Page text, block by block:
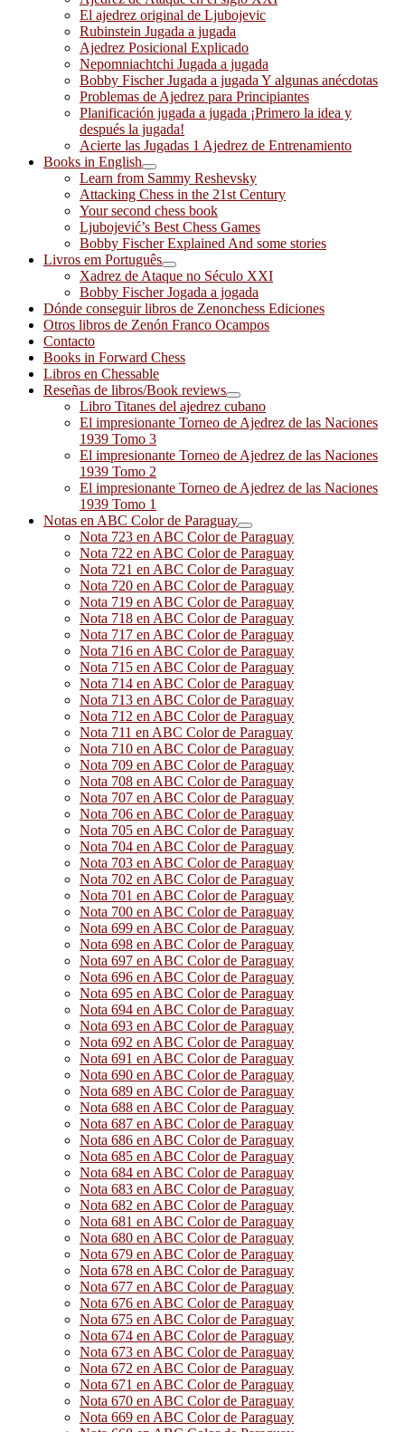
El ajedrez original de Ljubojevic
Rubinstein Jugada a jugada
Ajedrez Posicional Explicado
Nepomniachtchi Jugada a jugada
Bobby Fischer Jugada a jugada Y algunas anécdotas
Problemas de Ajedrez para Principiantes
Planificación jugada a jugada ¡Primero la idea y
después la jugada!
Acierte las Jugadas 1 Ajedrez de Entrenamiento
Books in English
Learn from Sammy Reshevsky
Attacking Chess in the 21st Century
Your second chess book
Ljubojević’s Best Chess Games
Bobby Fischer Explained And some stories
Livros em Português
Xadrez de Ataque no Século XXI
Bobby Fischer Jogada a jogada
Dónde conseguir libros de Zenonchess Ediciones
Otros libros de Zenón Franco Ocampos
Contacto
Books in Forward Chess
Libros en Chessable
Reseñas de libros/Book reviews
Libro Titanes del ajedrez cubano
El impresionante Torneo de Ajedrez de las Naciones
1939 Tomo 3
El impresionante Torneo de Ajedrez de las Naciones
1939 Tomo 2
El impresionante Torneo de Ajedrez de las Naciones
1939 Tomo 1
Notas en ABC Color de Paraguay
Nota 723 en ABC Color de Paraguay
Nota 722 en ABC Color de Paraguay
Nota 721 en ABC Color de Paraguay
Nota 720 en ABC Color de Paraguay
Nota 719 en ABC Color de Paraguay
Nota 718 en ABC Color de Paraguay
Nota 717 en ABC Color de Paraguay
Nota 716 en ABC Color de Paraguay
Nota 715 en ABC Color de Paraguay
Nota 714 en ABC Color de Paraguay
Nota 713 en ABC Color de Paraguay
Nota 712 en ABC Color de Paraguay
Nota 711 en ABC Color de Paraguay
Nota 710 en ABC Color de Paraguay
Nota 709 en ABC Color de Paraguay
Nota 708 en ABC Color de Paraguay
Nota 707 en ABC Color de Paraguay
Nota 706 en ABC Color de Paraguay
Nota 705 en ABC Color de Paraguay
Nota 704 en ABC Color de Paraguay
Nota 703 en ABC Color de Paraguay
Nota 702 en ABC Color de Paraguay
Nota 701 en ABC Color de Paraguay
Nota 700 en ABC Color de Paraguay
Nota 699 en ABC Color de Paraguay
Nota 698 en ABC Color de Paraguay
Nota 697 en ABC Color de Paraguay
Nota 696 en ABC Color de Paraguay
Nota 695 en ABC Color de Paraguay
Nota 694 en ABC Color de Paraguay
Nota 693 en ABC Color de Paraguay
Nota 692 en ABC Color de Paraguay
Nota 691 en ABC Color de Paraguay
Nota 690 en ABC Color de Paraguay
Nota 689 en ABC Color de Paraguay
Nota 688 en ABC Color de Paraguay
Nota 687 en ABC Color de Paraguay
Nota 686 en ABC Color de Paraguay
Nota 685 en ABC Color de Paraguay
Nota 684 en ABC Color de Paraguay
Nota 683 en ABC Color de Paraguay
Nota 682 en ABC Color de Paraguay
Nota 681 en ABC Color de Paraguay
Nota 680 en ABC Color de Paraguay
Nota 679 en ABC Color de Paraguay
Nota 678 en ABC Color de Paraguay
Nota 677 en ABC Color de Paraguay
Nota 676 en ABC Color de Paraguay
Nota 675 en ABC Color de Paraguay
Nota 674 en ABC Color de Paraguay
Nota 673 en ABC Color de Paraguay
Nota 672 en ABC Color de Paraguay
Nota 671 en ABC Color de Paraguay
Nota 670 en ABC Color de Paraguay
Nota 669 en ABC Color de Paraguay